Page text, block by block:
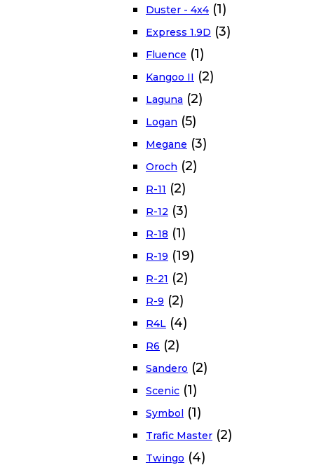
Duster - 4x4 (1)
Express 1.9D (3)
Fluence (1)
Kangoo II (2)
Laguna (2)
Logan (5)
Megane (3)
Oroch (2)
R-11 (2)
R-12 (3)
R-18 (1)
R-19 (19)
R-21 (2)
R-9 (2)
R4L (4)
R6 (2)
Sandero (2)
Scenic (1)
Symbol (1)
Trafic Master (2)
Twingo (4)